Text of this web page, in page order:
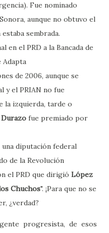
Fue nominado
aunque no obtuvo el
sembrada.
en el PRD a la Bancada de
Adapta
de 2006, aunque se
y el PRIAN no fue
la izquierda, tarde o
Durazo fue premiado por
una diputación federal
de la Revolución
el PRD que dirigió López
Chuchos". ¡Para que no se
¿verdad?
progresista, de esos